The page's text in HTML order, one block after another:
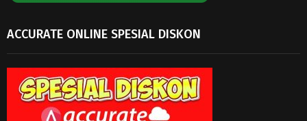
ACCURATE ONLINE SPESIAL DISKON